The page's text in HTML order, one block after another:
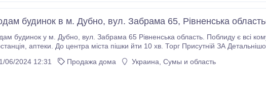
будинок в м. Дубно, вул. Забрама 65, Рівненська
вул. Забрама 65 Рівненська область. Поблиду є всі комунікації, школи, магазини, дитячі садки, ринок,
10 хв. Торг Присутній ЗА Детальнішою Інформацією Телефонуйте ЗА Номером
06/2024 12:31
Продажа дома Украина, Сумы и область